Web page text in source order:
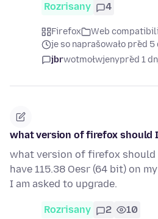
Rozrisany 4
Firefox
Web
je so naprašowało před 5
jbrwotmołwjenypřed 1
what version of firefox should
what version of firefox
have 115.38 Oesr (64 bit) on
I am asked to upgrade.
Rozrisany 2 10